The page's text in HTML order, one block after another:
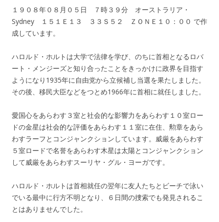
１９０８年０８月０５日 ７時３９分 オーストラリア・
Sydney １５１Ｅ１３ ３３Ｓ５２ ＺＯＮＥ１０：００ で作
成しています。
ハロルド・ホルトは大学で法律を学び、のちに首相となるロバ
ート・メンジーズと知り合ったことをきっかけに政界を目指す
ようになり1935年に自由党から立候補し当選を果たしました。
その後、移民大臣などをつとめ1966年に首相に就任しました。
愛国心をあらわす３室と社会的な影響力をあらわす１０室ロー
ドの金星は社会的な評価をあらわす１１室に在住、勲章をあら
わすラーフとコンジャンクションしています。威厳をあらわす
５室ロードで名誉をあらわす木星は太陽とコンジャンクション
して威厳をあらわすスーリヤ・グル・ヨーガです。
ハロルド・ホルトは首相就任の翌年に友人たちとビーチで泳い
でいる最中に行方不明となり、６日間の捜索でも発見されるこ
とはありませんでした。